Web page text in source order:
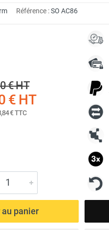
Référence :SO AC86
€HT
€ HT
€TTC
panier